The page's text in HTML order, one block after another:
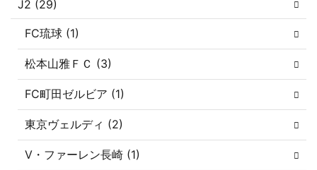
J2 (29)
FC琉球 (1)
松本山雅ＦＣ (3)
FC町田ゼルビア (1)
東京ヴェルディ (2)
V・ファーレン長崎 (1)